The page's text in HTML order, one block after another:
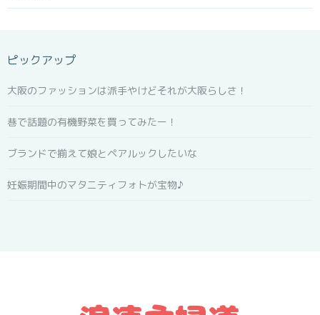
ピックアップ
大阪のファッションは派手やけどそれが大阪らしさ！
巷で話題の有機野菜を買ってみたー！
ブランドで揃えて娘とペアルックしたいな
妊娠期間中のマタニティフォトが宝物♪